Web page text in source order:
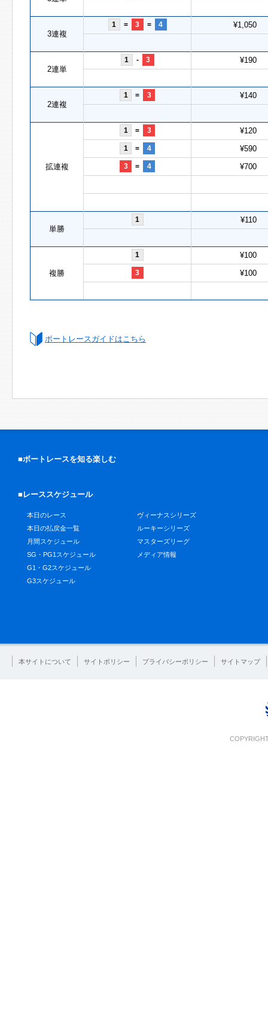
3連複
1 = 3 = 4 ¥1,050
2連単
1 - 3 ¥190
2連複
1 = 3 ¥140
拡連複
1 = 3 ¥120
1 = 4 ¥590
3 = 4 ¥700
単勝
1 ¥110
複勝
1 ¥100
3 ¥100
ボートレースガイドはこちら
■ボートレースを知る楽しむ
■レーススケジュール
本日のレース
本日の払戻金一覧
月間スケジュール
SG・PG1スケジュール
G1・G2スケジュール
G3スケジュール
ヴィーナスシリーズ
ルーキーシリーズ
マスターズリーグ
メディア情報
本サイトについて サイトポリシー プライバシーポリシー サイトマップ